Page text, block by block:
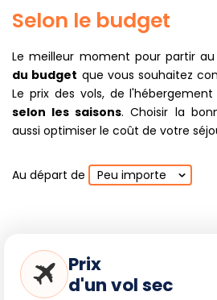
Selon le budget
Le meilleur moment pour partir au
du budget que vous souhaitez
Le prix des vols, de
selon les saisons. Choisir la
aussi optimiser le coût de votre
Au départ de Peu importe
Prix
d'un vol sec